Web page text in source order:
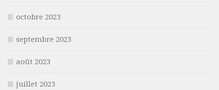
octobre 2023
septembre 2023
août 2023
juillet 2023